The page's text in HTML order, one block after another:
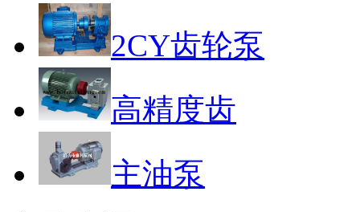
2CY齿轮泵
高精度齿
主油泵